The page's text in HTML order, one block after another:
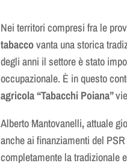
Nei territori compresi fra le
tabaccovanta una storica
degli anni il settore è stato
occupazionale. È in questo
agricola“Tabacchi Poiana”
Alberto Mantovanelli,attuale
anche ai finanziamenti del
completamente la tradizionale